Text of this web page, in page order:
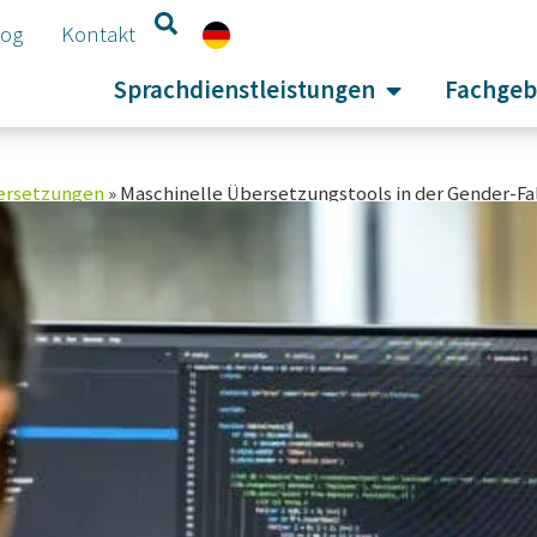
Kontakt
Sprachdienstleistungen
»Maschinelle Übersetzungstools in der Gender-